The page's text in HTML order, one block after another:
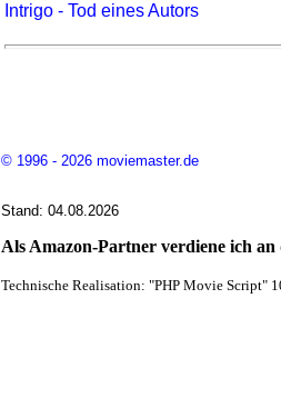
Intrigo - Tod eines Autors
© 1996 - 2026 moviemaster.de
Stand: 04.08.2026
Als Amazon-Partner verdiene ich
Technische Realisation: "PHP Movie Script"